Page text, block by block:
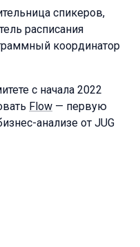
спикеров,
расписания
координатор
с начала 2022
Flow — первую
анализе от JUG